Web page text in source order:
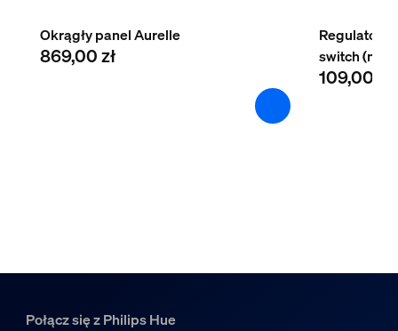
Okrągły panel Aurelle
869,00 zł
Regulator
switch
109,00 zł
Połącz się z Philips Hue